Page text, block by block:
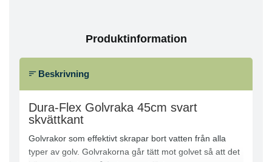
Produktinformation
Beskrivning
Dura-Flex Golvraka 45cm svart
skvättkant
Golvrakor som effektivt skrapar bort vatten från alla
typer av golv. Golvrakorna går tätt mot golvet så att det